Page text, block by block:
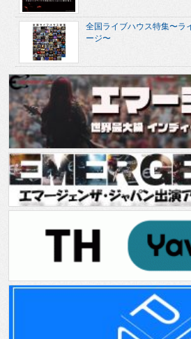
全国ライブハウス特集〜ラ
ージ〜